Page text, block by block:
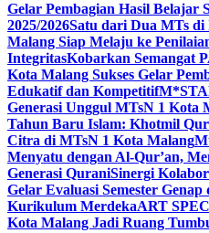
Gelar Pembagian Hasil Belajar
2025/2026Satu dari Dua MTs di
Malang Siap Melaju ke
IntegritasKobarkan Semangat
Kota Malang Sukses Gelar
Edukatif dan Kompetitif
Generasi Unggul MTsN 1 Kota
Tahun Baru Islam: Khotmil
Citra di MTsN 1 Kota Malang
Menyatu dengan Al-Qur’an,
Generasi QuraniSinergi
Gelar Evaluasi Semester
Kurikulum MerdekaART
Kota Malang Jadi Ruang